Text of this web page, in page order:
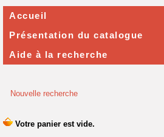
Nouvelle recherche
Accueil
Présentation du catalogue
Aide à la recherche